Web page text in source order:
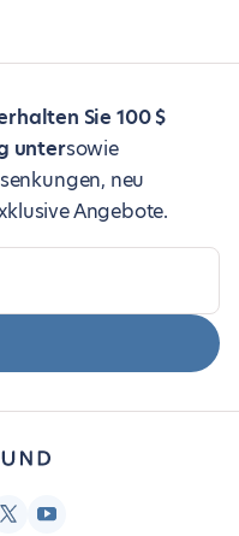
Sie 100 $
untersowie
neu
Angebote.